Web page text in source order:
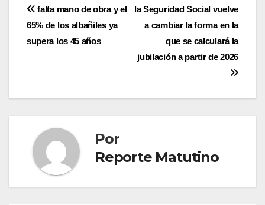
Navegación
de
la Seguridad Social vuelve
a cambiar la forma en la
que se calculará la
jubilación a partir de 2026
falta mano de obra y el
65% de los albañiles ya
supera los 45 años
Por
Reporte Matutino